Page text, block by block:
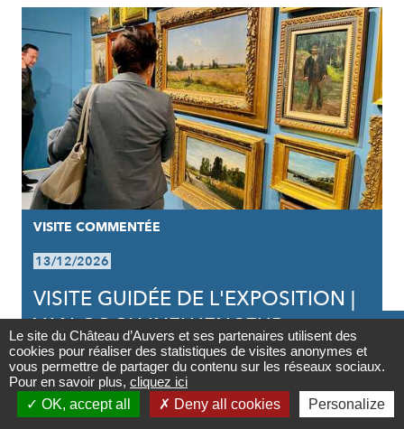
Contact

Newsletter
VISITE COMMENTÉE
13/12/2026
VISITE GUIDÉE DE L'EXPOSITION |
VAN GOGH INFLUENCEUR
Partager PARTAGER
PARTAGER
PARTAGER
Le site du Château d’Auvers et ses partenaires utilisent des
cookies pour réaliser des statistiques de visites anonymes et
vous permettre de partager du contenu sur les réseaux sociaux.
Pour en savoir plus, cliquez ici
OK, accept all
Deny all cookies Personalize